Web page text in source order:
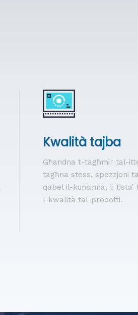
Kwalità tajba
Għandna t-tagħmir tal-
tagħna stess, spezzjoni
qabel il-kunsinna, li tista'
l-kwalità tal-prodotti.